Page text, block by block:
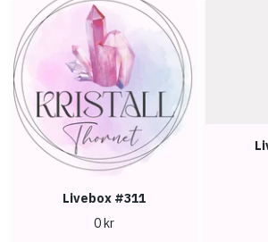
Livebox #311
0 kr